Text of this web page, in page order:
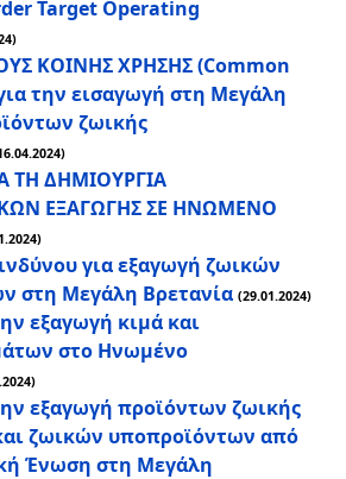
Target Operating
ΚΟΙΝΗΣ ΧΡΗΣΗΣ (Common
την εισαγωγή στη Μεγάλη
ζωικής
ΤH ΔΗΜΙΟΥΡΓΙΑ
ΕΞΑΓΩΓΗΣ ΣΕ ΗΝΩΜΕΝΟ
για εξαγωγή ζωικών
στη Μεγάλη Βρετανία (29.01.2024)
εξαγωγή κιμά και
στο Ηνωμένο
εξαγωγή προϊόντων ζωικής
ζωικών υποπροϊόντων από
Ένωση στη Μεγάλη